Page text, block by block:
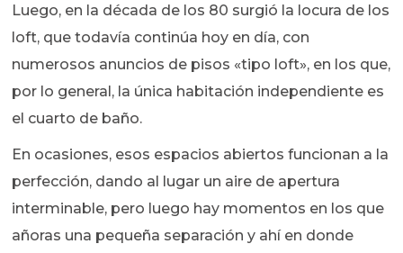
Luego, en la década de los 80 surgió la locura de los
loft, que todavía continúa hoy en día, con
numerosos anuncios de pisos «tipo loft», en los que,
por lo general, la única habitación independiente es
el cuarto de baño.
En ocasiones, esos espacios abiertos funcionan a la
perfección, dando al lugar un aire de apertura
interminable, pero luego hay momentos en los que
añoras una pequeña separación y ahí en donde